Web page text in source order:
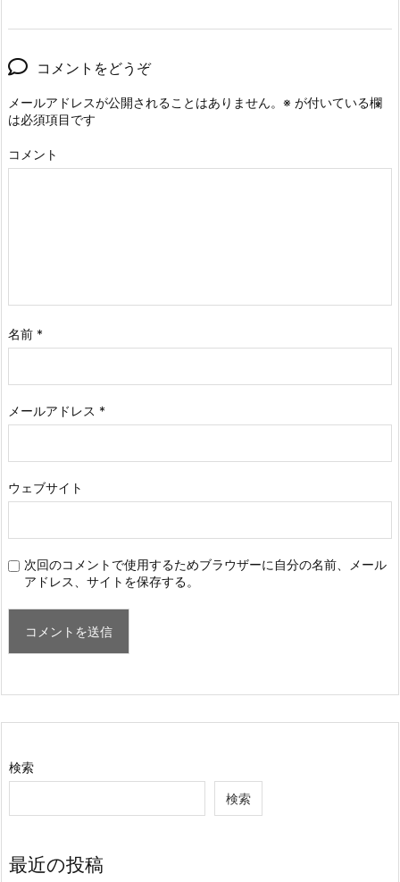
コメントをどうぞ
メールアドレスが公開されることはありません。 ※ が付いている欄
は必須項目です
コメント
名前 *
メールアドレス *
ウェブサイト
次回のコメントで使用するためブラウザーに自分の名前、メール
アドレス、サイトを保存する。
検索
検索
最近の投稿